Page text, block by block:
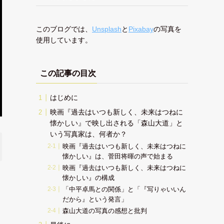
このブログでは、 Unsplashと Pixabayの写真を
使用しています。
この記事の目次
はじめに
映画『過去はいつも新しく、未来はつねに
懐かしい』で映し出される「森山大道」と
いう写真家は、何者か？
映画『過去はいつも新しく、未来はつねに
懐かしい』は、菅田将暉の声で始まる
映画『過去はいつも新しく、未来はつねに
懐かしい』の構成
「中平卓馬との関係」と「『写りゃいいん
だから』という発言」
森山大道の写真の感想と批判